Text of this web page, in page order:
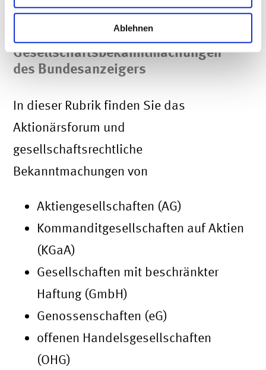
Ablehnen
Gesellschaftsbekanntmachungen
des Bundesanzeigers
In dieser Rubrik finden Sie das
Aktionärsforum und
gesellschaftsrechtliche
Bekanntmachungen von
Aktiengesellschaften (AG)
Kommanditgesellschaften auf Aktien
(KGaA)
Gesellschaften mit beschränkter
Haftung (GmbH)
Genossenschaften (eG)
offenen Handelsgesellschaften
(OHG)